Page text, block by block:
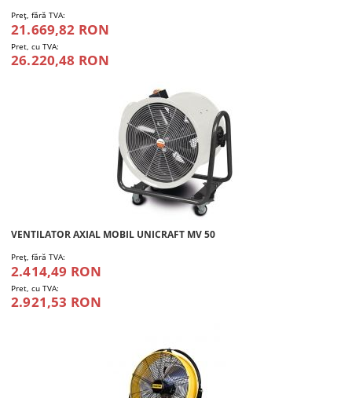
Preţ, fără TVA:
21.669,82 RON
Pret, cu TVA:
26.220,48 RON
VENTILATOR AXIAL MOBIL UNICRAFT MV 50
Preţ, fără TVA:
2.414,49 RON
Pret, cu TVA:
2.921,53 RON